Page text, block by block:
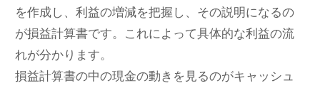
を作成し、利益の増減を把握し、その説明になるの
が損益計算書です。これによって具体的な利益の流
れが分かります。
損益計算書の中の現金の動きを見るのがキャッシュ